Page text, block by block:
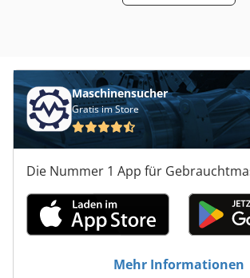
Maschinensucher
Gratis im Store
Die Nummer 1 App für
Mehr Informationen